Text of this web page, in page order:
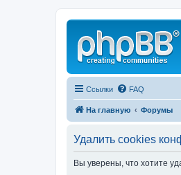
Ссылки FAQ
На главную Форумы
Удалить cookies
Вы уверены, что хотите